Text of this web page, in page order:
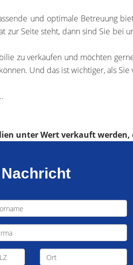
und optimale Betreuung
zur Seite steht, dann sind Sie
zu verkaufen und möchten
Und das ist wichtiger, als
unter Wert verkauft